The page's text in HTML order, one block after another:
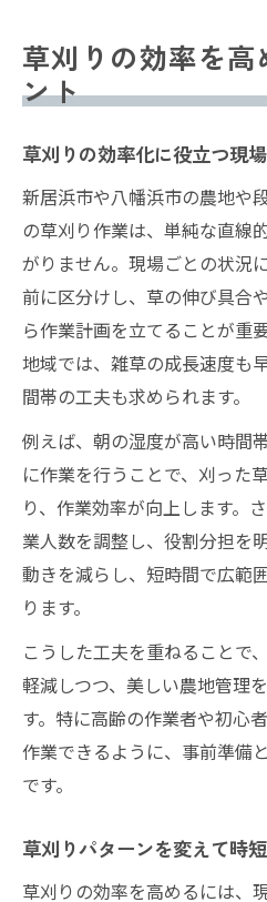
草刈りの効率を高
ント
草刈りの効率化に役立つ現
新居浜市や八幡浜市の農地や
の草刈り作業は、単純な直線
がりません。現場ごとの状況
前に区分けし、草の伸び具合
ら作業計画を立てることが重
地域では、雑草の成長速度も
間帯の工夫も求められます。
例えば、朝の湿度が高い時間
に作業を行うことで、刈った
り、作業効率が向上します。
業人数を調整し、役割分担を
動きを減らし、短時間で広範
ります。
こうした工夫を重ねることで
軽減しつつ、美しい農地管理
す。特に高齢の作業者や初心
作業できるように、事前準備
です。
草刈りパターンを変えて時
草刈りの効率を高めるには、